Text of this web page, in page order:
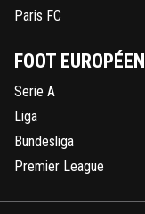
Paris FC
FOOT EUROPÉEN
Serie A
Liga
Bundesliga
Premier League